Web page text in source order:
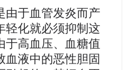
由于血管发炎而产
轻化就必须抑制这
于高血压、血糖值
血液中的恶性胆固